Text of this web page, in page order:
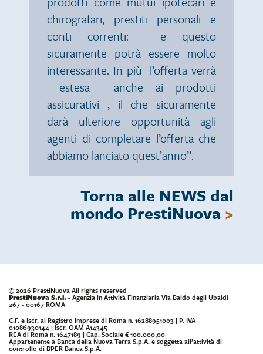
chirografari, prestiti personali e
conti correnti: e questo
sicuramente potrà essere molto
interessante. In più l’offerta verrà
estesa anche ai prodotti
assicurativi , il che sicuramente
darà ulteriore opportunità agli
agenti di completare l’offerta che
abbiamo lanciato quest’anno”.
Torna alle NEWS dal
mondo PrestiNuova >
© 2026 PrestiNuova All rights reserved
PrestiNuova S.r.l.- Agenzia in Attività Finanziaria Via Baldo degli Ubaldi
267 - 00167 ROMA
C.F. e Iscr. al Registro Imprese di Roma n. 16288951003 | P. IVA
01086930144 | Iscr. OAM A14345
REA di Roma n. 1647189 | Cap. Sociale € 100.000,00
Appartenente a Banca della Nuova Terra S.p.A. e soggetta all’attività di
controllo di BPER Banca S.p.A.